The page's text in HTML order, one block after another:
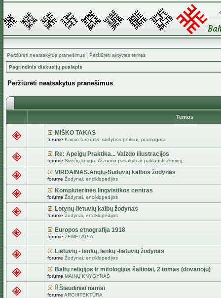
Peržiūrėti neatsakytus pranešimus | Peržiūrėti aktyvias temas
Pagrindinis diskusijų puslapis
Peržiūrėti neatsakytus pranešimus
Temos
MIŠKO TAKAS
forume Kaimo turizmas, sodybos poilsiui, pramogos.
Re: Apeigų Praktika... Vaizdo iliustracijos
forume Svečių knyga. Aš noriu pasakyti ar paklausti adminų
VIRDAINAS.Anglų-Sūduvių kalbos žodynas
forume Žodynai, enciklopedijos
Kompiuterinės lingvistikos centras
forume Žodynai, enciklopedijos
Lotynų-lietuvių kalbų žodynas
forume Žodynai, enciklopedijos
Europos etnografija 1918
forume ŽEMĖLAPIAI
Lietuvių - lenkų, lenkų -lietuvių žodynas
forume Žodynai, enciklopedijos
Baltų religijos ir mitologijos šaltiniai, 2 tomas (dovanoju)
forume MAINŲ KNYGYNAS
Šiaudiniai namai
forume ARCHITEKTŪRA